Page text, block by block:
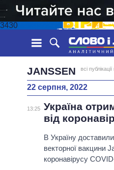
3430
СТРІЧКА
ПОДІЇ
СТАТТІ
ДУМКИ
ОГЛЯДИ
ДАЙДЖЕСТИ
УСІ ПОЛІТИКИ
ПРЕЗИДЕНТ І ОФІС
ВЕРХОВНА РАДА
JANSSEN всі
22 серпня, 2022
13:25 Україна
від
В Україну
векторної вакцини
коронавірусу